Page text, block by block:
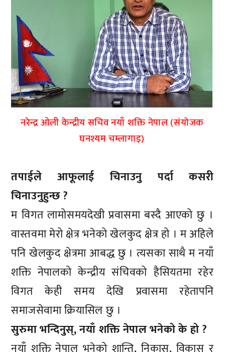
नरेन्द्र ओली केन्द्रीय सचिव नयाँ शक्ति नेपाल (संयाेजक
घनश्यम चम्लागाइ)
तपाईले आफूलाई चिनाउनु पर्दा कसरी
चिनाउनुहुन्छ ?
म विगत लामोसमयदेखी प्रवासमा बस्दै आएको छु ।
वास्तवमा मेरो क्षेत्र भनेको खेलकुद क्षेत्र हो । म अहिले
पनि खेलकुद क्षेत्रमा आबद्ध छु । त्यसका साथै म नयाँ
शक्ति नेपालको केन्द्रीय संचिवको हैसियतमा रहेर
विगत केही समय देखि प्रवासमा रहेतापनि
समाजसेवामा क्रियासिल छु ।
सुरुमा भन्दिनुस्, नयाँ शक्ति नेपाल भनेको के हो ?